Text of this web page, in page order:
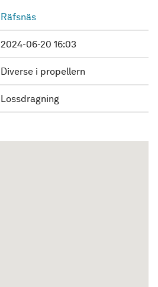
Räfsnäs
2024-06-20 16:03
Diverse i propellern
Lossdragning